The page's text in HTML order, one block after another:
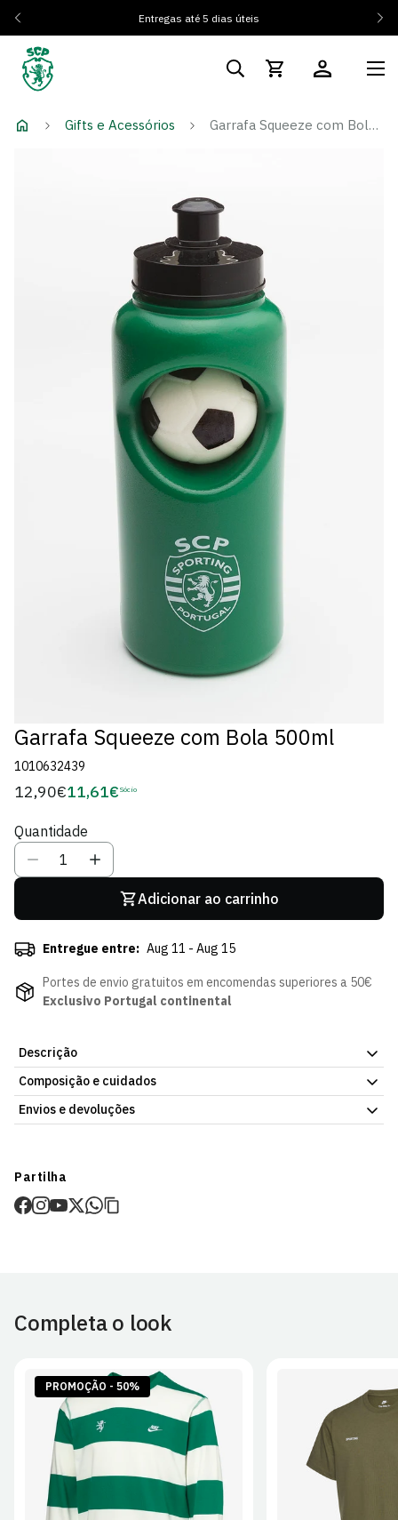
Entregas até 5 dias úteis
Gifts e Acessórios Garrafa Squeeze com Bola 500ml
Garrafa Squeeze com Bola 500ml
1010632439
Preço
12,90€ Preço
Sócio
11,61€ Sócio
Quantidade
Adicionar ao carrinho
Entregue entre: Aug 11 - Aug 15
Portes de envio gratuitos em encomendas superiores a 50€
Exclusivo Portugal continental
Descrição
Mantém-te hidratado com a garrafa squeeze do Sporting CP
com bola. Com 500ml de capacidade, prática, leve e fácil de usar,
acompanha-te nos treinos, passeios ou no dia a dia com o toque
Composição e cuidados
Envios e devoluções
Prazo estimado de entrega varia consoante o destino e método
de envio.
Artigos personalizados não podem ser devolvidos.
de EnvioeDevoluções
Partilha
Completa o look
PROMOÇÃO - 50%
S XL 2XL